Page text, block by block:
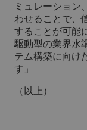
ミュレーション
わせることで、
することが可能
駆動型の業界水
テム構築に向け
す」
（以上）